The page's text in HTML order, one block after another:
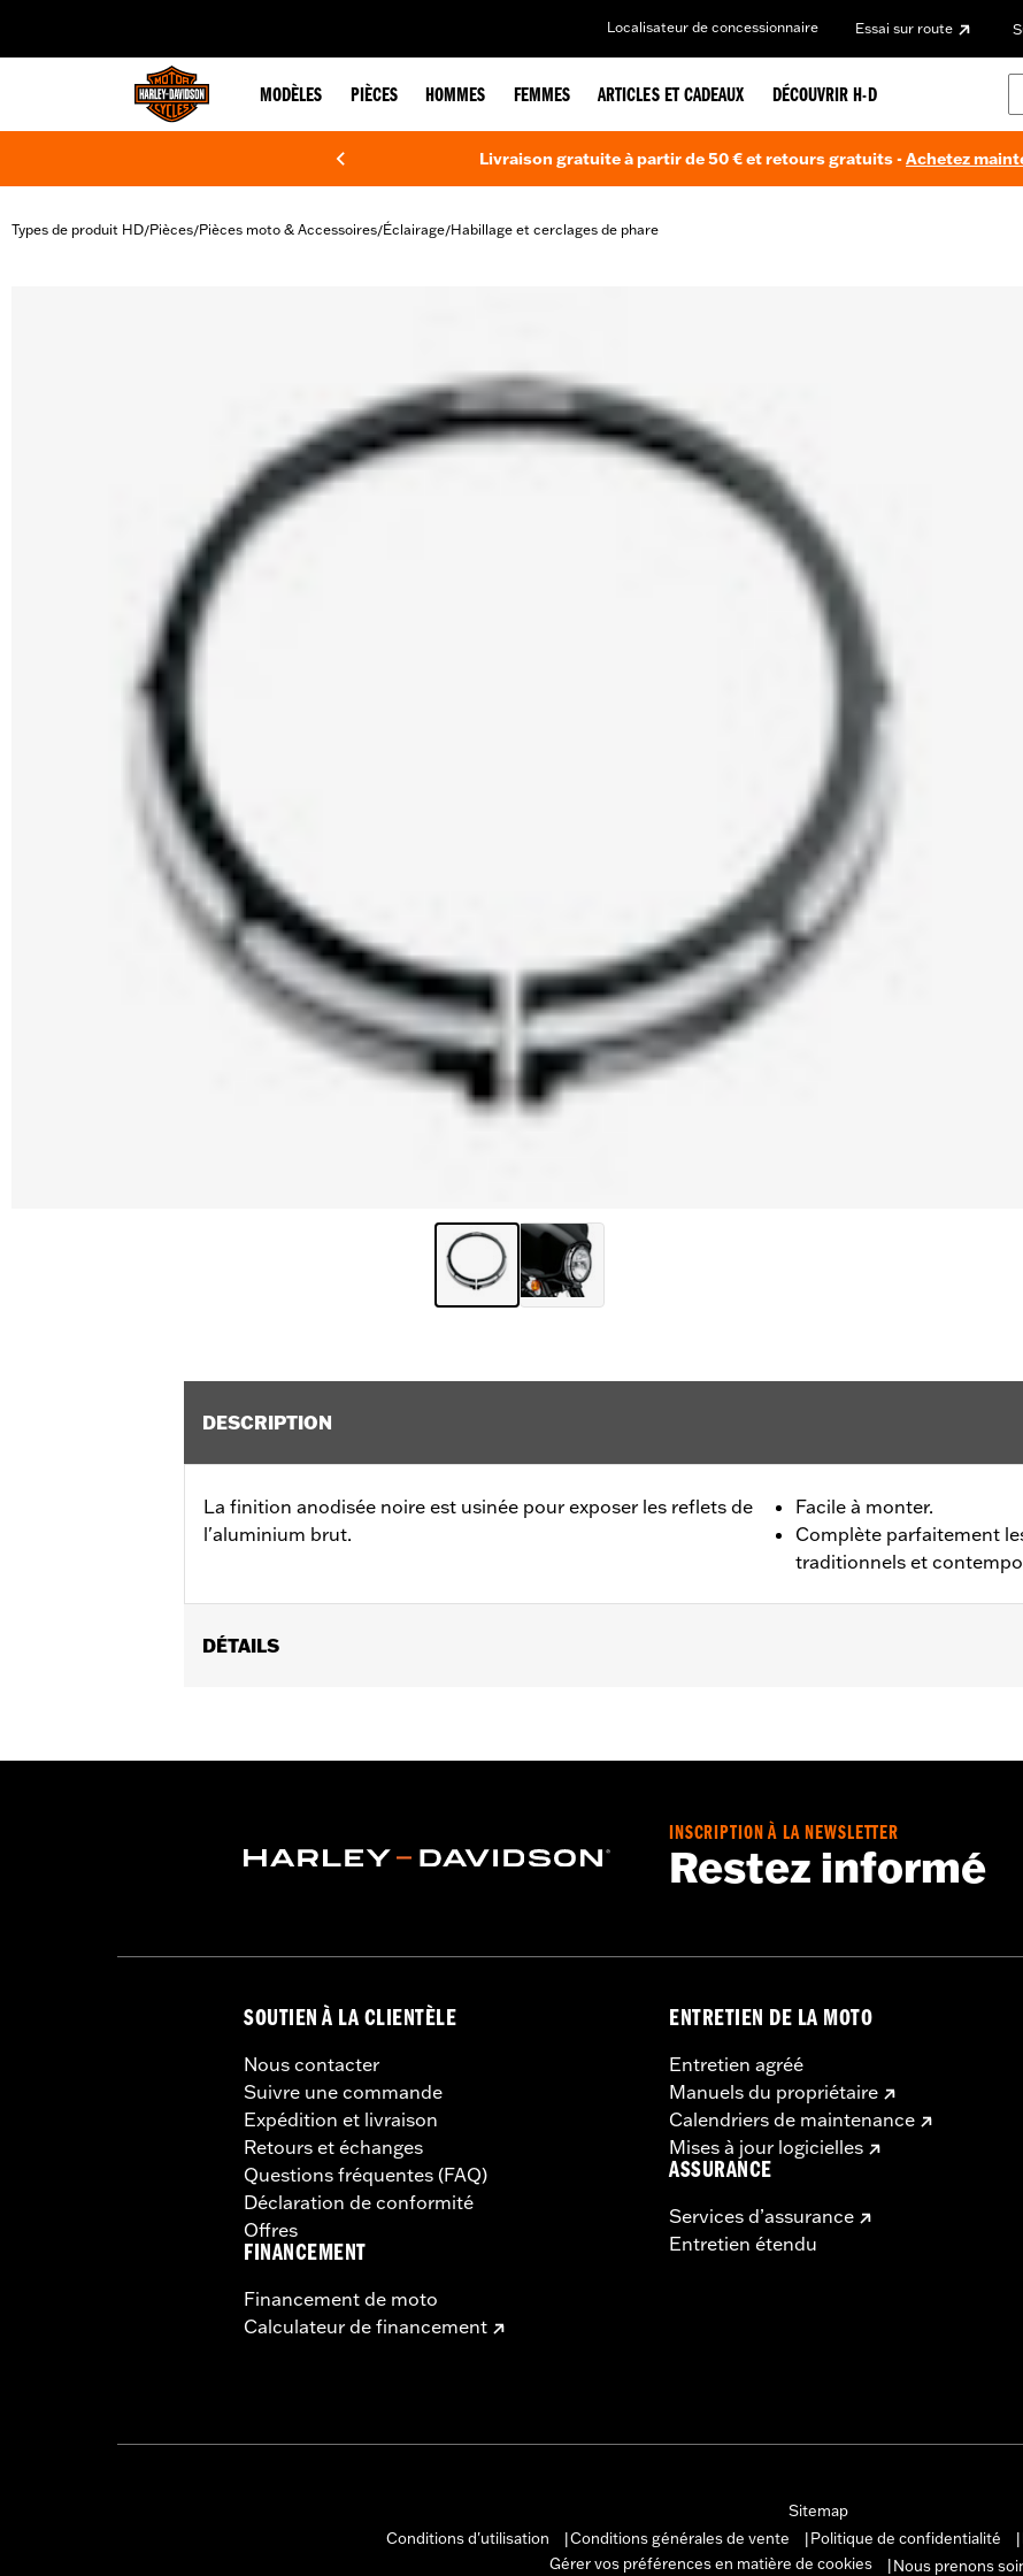
Localisateur de concessionnaire Essai sur route
MODÈLES PIÈCES HOMMES FEMMES ARTICLES ET CADEAUX DÉCOUVRIR H-D
Livraison gratuite à partir de 50 € et retours gratuits -Achetez
Types de produit HD/Pièces/Pièces moto & Accessoires/Éclairage/Habillage et cerclages de phare
DESCRIPTION
La finition anodisée noire est usinée pour exposer les reflets de
l'aluminium brut.
Facile à monter.
Complète parfaitement
traditionnels et
DÉTAILS
90050-02A.
Dans la boîte:Anneau d’habillage uniquement
INSCRIPTION À LA NEWSLETTER
Restez informé
SOUTIEN À LA CLIENTÈLE
Nous contacter
Suivre une commande
Expédition et livraison
Retours et échanges
Questions fréquentes (FAQ)
Déclaration de conformité
Offres
FINANCEMENT
Financement de moto
Calculateur de financement
ENTRETIEN DE LA MOTO
Entretien agréé
Manuels du propriétaire
Calendriers de maintenance
Mises à jour logicielles
ASSURANCE
Services d’assurance
Entretien étendu
Sitemap
Conditions d'utilisation
Conditions générales de vente Politique de confidentialité
Gérer vos préférences en matière de cookies
Nous prenons